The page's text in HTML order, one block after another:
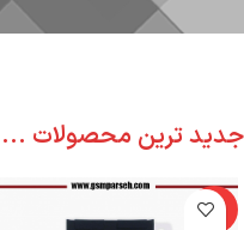
جدید ترین محصولات ...
-6%